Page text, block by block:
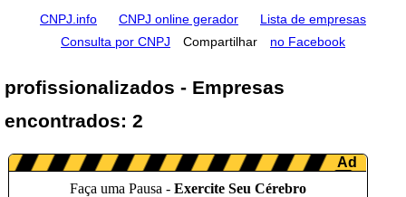
CNPJ.info CNPJ online gerador
Lista de empresas
Consulta por CNPJ
Compartilhar no Facebook
profissionalizados - Empresas
encontrados: 2